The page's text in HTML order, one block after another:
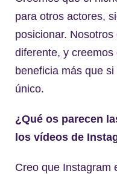
para otros actores,
posicionar.
diferente, y
beneficia más que
único.
¿Qué os parecen
los vídeos de
Creo que Instagram